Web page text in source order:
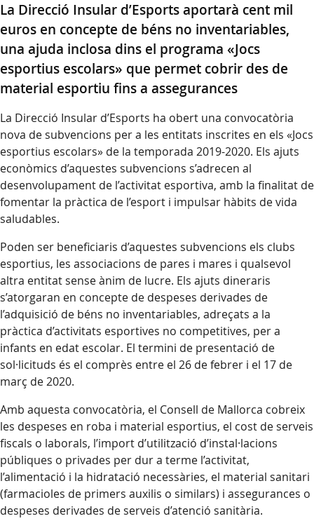
La Direcció Insular d’Esports aportarà cent mil
euros en concepte de béns no inventariables,
una ajuda inclosa dins el programa «Jocs
esportius escolars» que permet cobrir des de
material esportiu fins a assegurances
La Direcció Insular d’Esports ha obert una convocatòria
nova de subvencions per a les entitats inscrites en els «Jocs
esportius escolars» de la temporada 2019-2020. Els ajuts
econòmics d’aquestes subvencions s’adrecen al
desenvolupament de l’activitat esportiva, amb la finalitat de
fomentar la pràctica de l’esport i impulsar hàbits de vida
saludables.
Poden ser beneficiaris d’aquestes subvencions els clubs
esportius, les associacions de pares i mares i qualsevol
altra entitat sense ànim de lucre. Els ajuts dineraris
s’atorgaran en concepte de despeses derivades de
l’adquisició de béns no inventariables, adreçats a la
pràctica d’activitats esportives no competitives, per a
infants en edat escolar. El termini de presentació de
sol·licituds és el comprès entre el 26 de febrer i el 17 de
març de 2020.
Amb aquesta convocatòria, el Consell de Mallorca cobreix
les despeses en roba i material esportius, el cost de serveis
fiscals o laborals, l’import d’utilització d’instal·lacions
públiques o privades per dur a terme l’activitat,
l’alimentació i la hidratació necessàries, el material sanitari
(farmacioles de primers auxilis o similars) i assegurances o
despeses derivades de serveis d’atenció sanitària.